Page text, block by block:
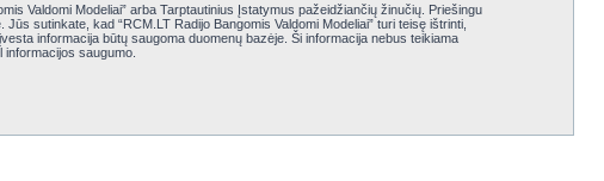
Valdomi Modeliai” arba Tarptautinius Įstatymus pažeidžiančių žinučių. Priešingu
sutinkate, kad “RCM.LT Radijo Bangomis Valdomi Modeliai” turi teisę ištrinti,
informacija būtų saugoma duomenų bazėje. Ši informacija nebus teikiama
saugumo.